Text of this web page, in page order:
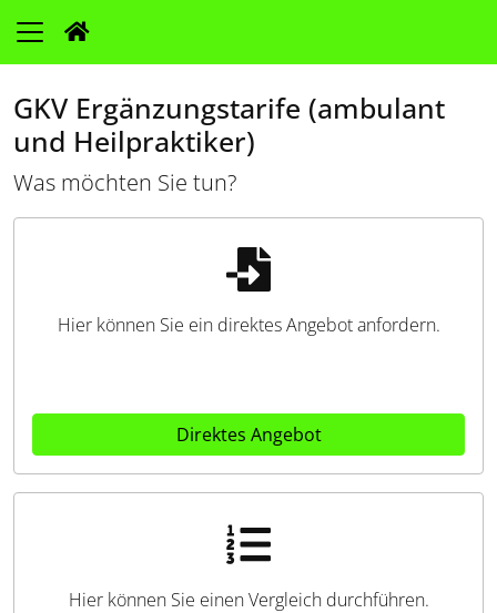
GKV Ergänzungstarife (ambulant
und Heilpraktiker)
Was möchten Sie tun?
Hier können Sie ein direktes Angebot anfordern.
Direktes Angebot
Hier können Sie einen Vergleich durchführen.